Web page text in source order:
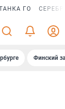
ГО
Финский